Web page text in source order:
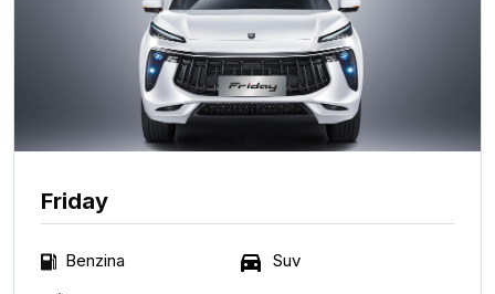
Friday
Benzina Suv